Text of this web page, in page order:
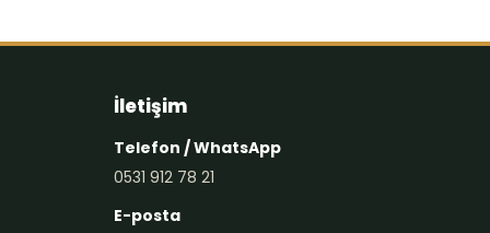
İletişim
Telefon / WhatsApp
0531 912 78 21
E-posta